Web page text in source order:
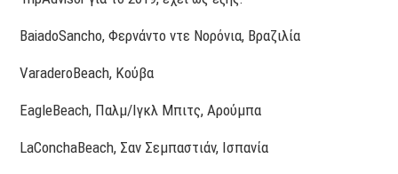
BaiadoSancho, Φερνάντο ντε Νορόνια, Βραζιλία
VaraderoBeach, Κούβα
EagleBeach, Παλμ/Ιγκλ Μπιτς, Αρούμπα
LaConchaBeach, Σαν Σεμπαστιάν, Ισπανία